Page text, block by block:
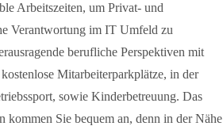
Arbeitszeiten, um Privat- und
Verantwortung im IT Umfeld zu
berufliche Perspektiven mit
Mitarbeiterparkplätze, in der
sowie Kinderbetreuung. Das
Sie bequem an, denn in der Nähe